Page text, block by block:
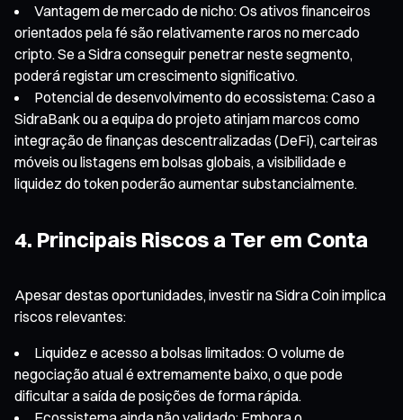
Vantagem de mercado de nicho: Os ativos financeiros
orientados pela fé são relativamente raros no mercado
cripto. Se a Sidra conseguir penetrar neste segmento,
poderá registar um crescimento significativo.
Potencial de desenvolvimento do ecossistema: Caso a
SidraBank ou a equipa do projeto atinjam marcos como
integração de finanças descentralizadas (DeFi), carteiras
móveis ou listagens em bolsas globais, a visibilidade e
liquidez do token poderão aumentar substancialmente.
4. Principais Riscos a Ter em Conta
Apesar destas oportunidades, investir na Sidra Coin implica
riscos relevantes:
Liquidez e acesso a bolsas limitados: O volume de
negociação atual é extremamente baixo, o que pode
dificultar a saída de posições de forma rápida.